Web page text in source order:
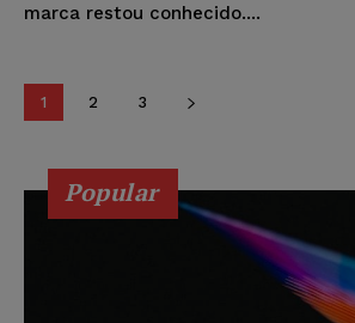
marca restou conhecido....
1 2 3
Popular